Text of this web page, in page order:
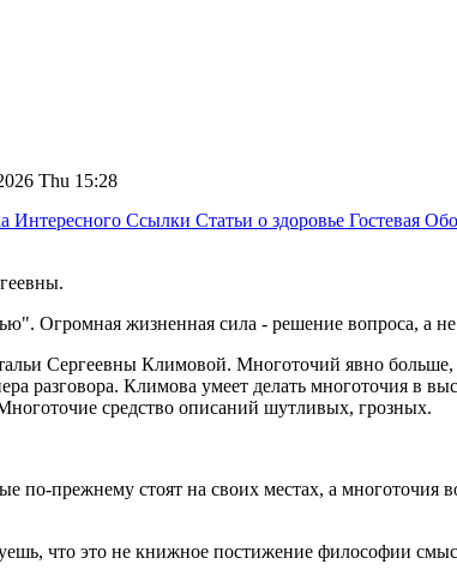
Thu 15:28
Интересного Ссылки Статьи о здоровье Гостевая
Огромная жизненная сила - решение вопроса, а
Сергеевны Климовой. Многоточий явно
разговора. Климова умеет делать многоточия в
средство описаний шутливых, грозных.
по-прежнему стоят на своих местах, а многоточия
что это не книжное постижение философии